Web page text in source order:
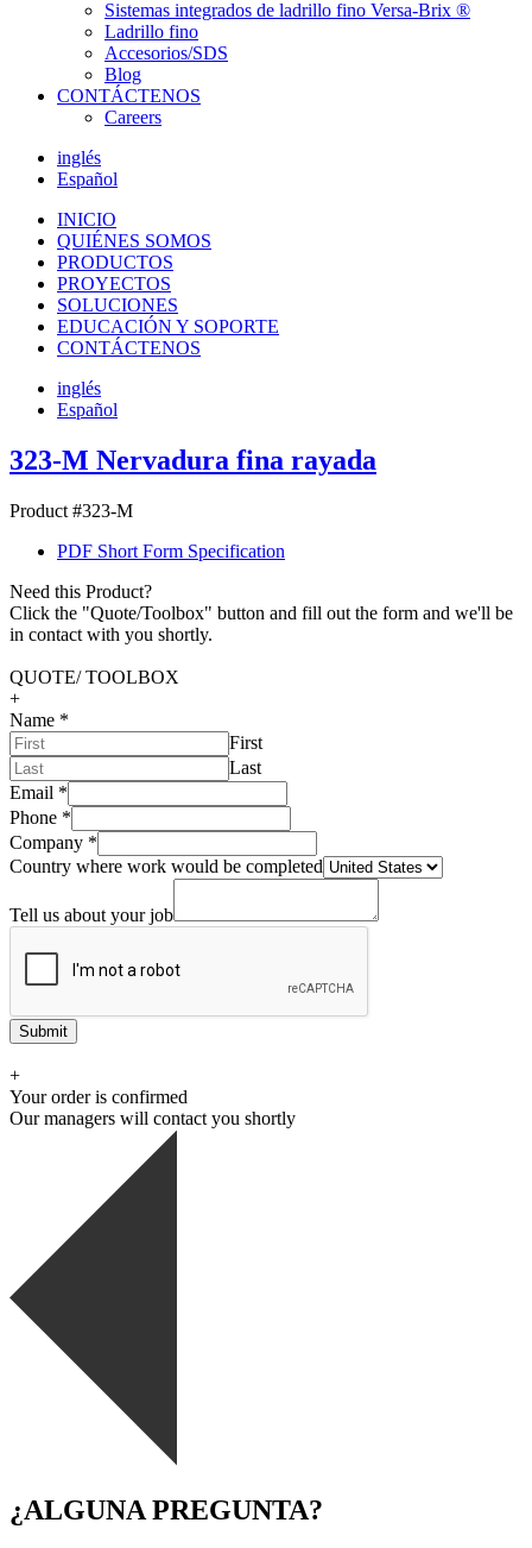
Sistemas integrados de ladrillo fino Versa-Brix ®
Ladrillo fino
Accesorios/SDS
Blog
CONTÁCTENOS
Careers
inglés
Español
INICIO
QUIÉNES SOMOS
PRODUCTOS
PROYECTOS
SOLUCIONES
EDUCACIÓN Y SOPORTE
CONTÁCTENOS
inglés
Español
323-M Nervadura fina rayada
Product #323-M
PDF Short Form Specification
Need this Product?
Click the "Quote/Toolbox" button and fill out the form and we'll be
in contact with you shortly.
QUOTE/ TOOLBOX
+
Name *
First
Last
Email *
Phone *
Company *
Country where work would be completed
Tell us about your job
Submit
+
Your order is confirmed
Our managers will contact you shortly
¿ALGUNA PREGUNTA?